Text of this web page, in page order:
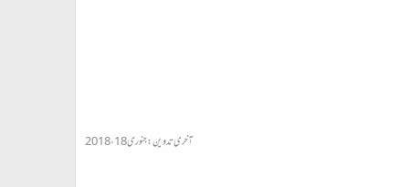
آخری تدوین:جنوری 18، 2018